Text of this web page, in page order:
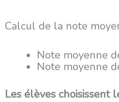
Calcul de la note
Note moyenne
Note moyenne
Les élèves choisissent